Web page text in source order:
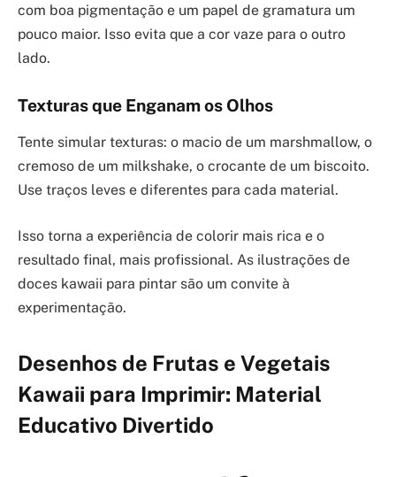
com boa pigmentação e um papel de gramatura um
pouco maior. Isso evita que a cor vaze para o outro
lado.
Texturas que Enganam os Olhos
Tente simular texturas: o macio de um marshmallow, o
cremoso de um milkshake, o crocante de um biscoito.
Use traços leves e diferentes para cada material.
Isso torna a experiência de colorir mais rica e o
resultado final, mais profissional. As ilustrações de
doces kawaii para pintar são um convite à
experimentação.
Desenhos de Frutas e Vegetais
Kawaii para Imprimir: Material
Educativo Divertido